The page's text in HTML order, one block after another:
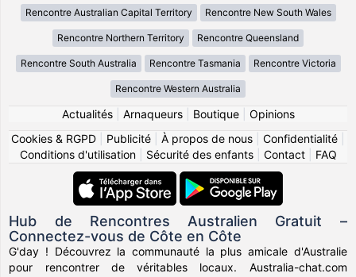
Rencontre Australian Capital Territory Rencontre New South Wales
Rencontre Northern Territory Rencontre Queensland
Rencontre South Australia Rencontre Tasmania Rencontre Victoria
Rencontre Western Australia
Actualités| Arnaqueurs| Boutique| Opinions
Cookies & RGPD
Publicité À propos de nous Confidentialité
Conditions d'utilisation| Sécurité des enfants| Contact| FAQ
Hub de Rencontres Australien Gratuit –
Connectez-vous de Côte en Côte
G'day ! Découvrez la communauté la plus amicale d'Australie
pour rencontrer de véritables locaux. Australia-chat.com